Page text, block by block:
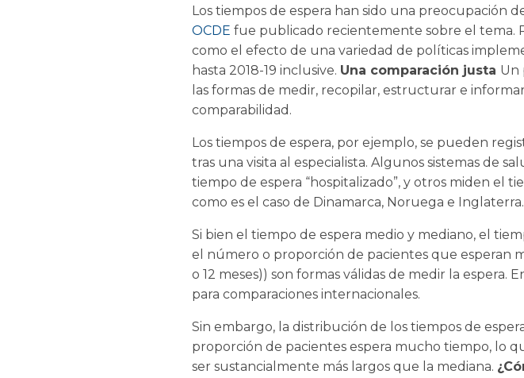
Los tiempos de espera han sido una preocupación
OCDE fue publicado recientemente sobre el tema.
como el efecto de una variedad de políticas
hasta 2018-19 inclusive. Una comparación justa Un
las formas de medir, recopilar, estructurar e
comparabilidad.
Los tiempos de espera, por ejemplo, se pueden
tras una visita al especialista. Algunos sistemas de
tiempo de espera “hospitalizado”, y otros miden el
como es el caso de Dinamarca, Noruega e Inglaterra.
Si bien el tiempo de espera medio y mediano, el
el número o proporción de pacientes que esperan
o 12 meses)) son formas válidas de medir la espera.
para comparaciones internacionales.
Sin embargo, la distribución de los tiempos de
proporción de pacientes espera mucho tiempo, lo
ser sustancialmente más largos que la mediana.